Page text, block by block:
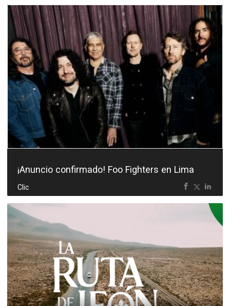
¡Anuncio confirmado! Foo Fighters en Lima
Clic